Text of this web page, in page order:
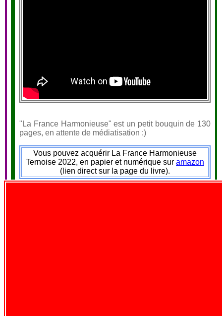
"La France Harmonieuse" est un petit bouquin de 130
pages, en attente de médiatisation :)
Vous pouvez acquérir La France Harmonieuse
Ternoise 2022, en papier et numérique sur amazon
(lien direct sur la page du livre).